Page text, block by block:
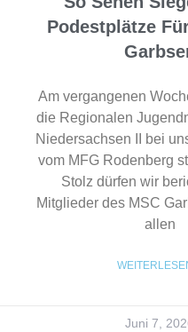
Podestplätze
Am vergangenen
die Regionalen
Niedersachsen II bei
vom MFG Rodenberg
Stolz dürfen wir
Mitglieder des MSC
allen
Juni 7,